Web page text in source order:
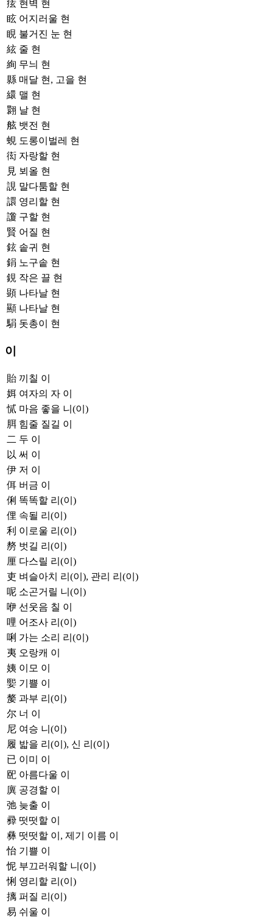
痃 현벽 현
眩 어지러울 현
睍 불거진 눈 현
絃 줄 현
絢 무늬 현
縣 매달 현, 고을 현
繯 맬 현
翾 날 현
舷 뱃전 현
蜆 도롱이벌레 현
衒 자랑할 현
見 뵈올 현
誢 말다툼할 현
譞 영리할 현
讂 구할 현
賢 어질 현
鉉 솥귀 현
鋗 노구솥 현
鋧 작은 끌 현
顕 나타날 현
顯 나타날 현
駽 돗총이 현
이
貽 끼칠 이
㛅 여자의 자 이
㦐 마음 좋을 니(이)
䏪 힘줄 질길 이
二 두 이
以 써 이
伊 저 이
佴 버금 이
俐 똑똑할 리(이)
俚 속될 리(이)
利 이로울 리(이)
剺 벗길 리(이)
厘 다스릴 리(이)
吏 벼슬아치 리(이), 관리 리(이)
呢 소곤거릴 니(이)
咿 선웃음 칠 이
哩 어조사 리(이)
唎 가는 소리 리(이)
夷 오랑캐 이
姨 이모 이
媐 기쁠 이
嫠 과부 리(이)
尔 너 이
尼 여승 니(이)
履 밟을 리(이), 신 리(이)
已 이미 이
巸 아름다울 이
廙 공경할 이
弛 늦출 이
彛 떳떳할 이
彝 떳떳할 이, 제기 이름 이
怡 기쁠 이
怩 부끄러워할 니(이)
悧 영리할 리(이)
摛 퍼질 리(이)
易 쉬울 이